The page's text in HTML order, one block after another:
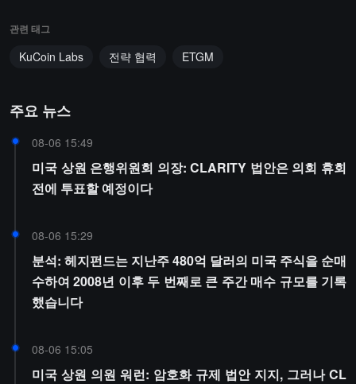
관련 태그
KuCoin Labs 전략 협력 ETGM
주요 뉴스
08-06 15:49
미국 상원 은행위원회 의장: CLARITY 법안은 의회 휴회
전에 투표할 예정이다
08-06 15:29
분석: 헤지펀드는 지난주 480억 달러의 미국 주식을 순매
수하여 2008년 이후 두 번째로 큰 주간 매수 규모를 기록
했습니다
08-06 15:05
미국 상원 의원 워런: 암호화 규제 법안 지지, 그러나 CL